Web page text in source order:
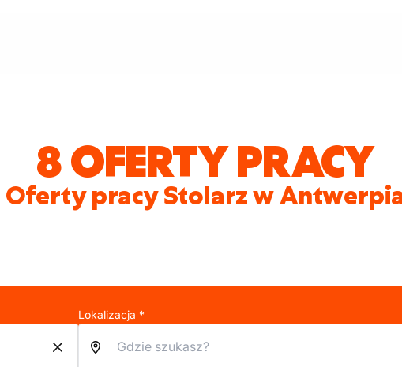
8 OFERTY PRACY
Oferty pracy Stolarz w
Lokalizacja *